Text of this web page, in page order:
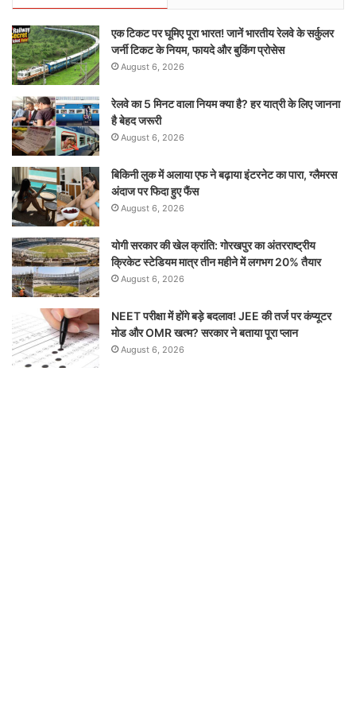
एक टिकट पर घूमिए पूरा भारत! जानें भारतीय रेलवे के सर्कुलर
जर्नी टिकट के नियम, फायदे और बुकिंग प्रोसेस
August 6, 2026
रेलवे का 5 मिनट वाला नियम क्या है? हर यात्री के लिए जानना
है बेहद जरूरी
August 6, 2026
बिकिनी लुक में अलाया एफ ने बढ़ाया इंटरनेट का पारा, ग्लैमरस
अंदाज पर फिदा हुए फैंस
August 6, 2026
योगी सरकार की खेल क्रांति: गोरखपुर का अंतरराष्ट्रीय
क्रिकेट स्टेडियम मात्र तीन महीने में लगभग 20% तैयार
August 6, 2026
NEET परीक्षा में होंगे बड़े बदलाव! JEE की तर्ज पर कंप्यूटर
मोड और OMR खत्म? सरकार ने बताया पूरा प्लान
August 6, 2026